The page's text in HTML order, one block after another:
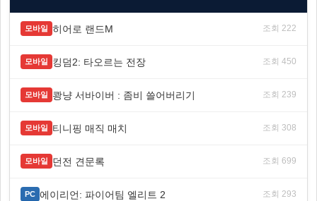
모바일 히어로 랜드M 조회 222
모바일 킹덤2: 타오르는 전장 조회 450
모바일 쾅냥 서바이버 : 좀비 쓸어버리기 조회 239
모바일 티니핑 매직 매치 조회 308
모바일 던전 견문록 조회 699
PC 에이리언: 파이어팀 엘리트 2 조회 293